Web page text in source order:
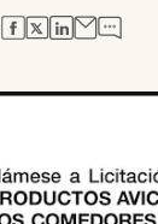
abre en nueva
abre en nueva
abre en
abre en